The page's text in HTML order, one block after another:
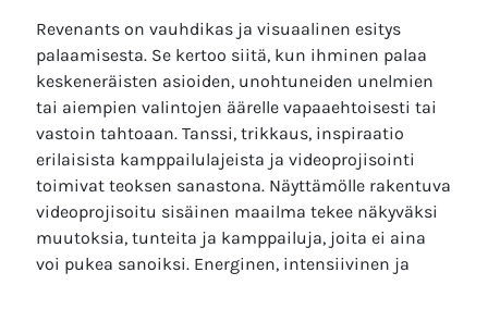
Revenants on vauhdikas ja visuaalinen esitys
palaamisesta. Se kertoo siitä, kun ihminen palaa
keskeneräisten asioiden, unohtuneiden unelmien
tai aiempien valintojen äärelle vapaaehtoisesti tai
vastoin tahtoaan. Tanssi, trikkaus, inspiraatio
erilaisista kamppailulajeista ja videoprojisointi
toimivat teoksen sanastona. Näyttämölle rakentuva
videoprojisoitu sisäinen maailma tekee näkyväksi
muutoksia, tunteita ja kamppailuja, joita ei aina
voi pukea sanoiksi. Energinen, intensiivinen ja